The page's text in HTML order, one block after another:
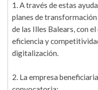
1. A través de estas
planes de
de las Illes Balears, con
eficiencia y
digitalización.
2. La empresa